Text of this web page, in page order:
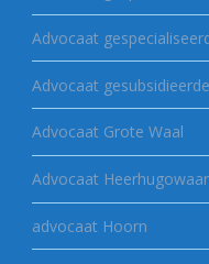
Advocaat
Advocaat
Advocaat Grote Waal
Advocaat
advocaat Hoorn